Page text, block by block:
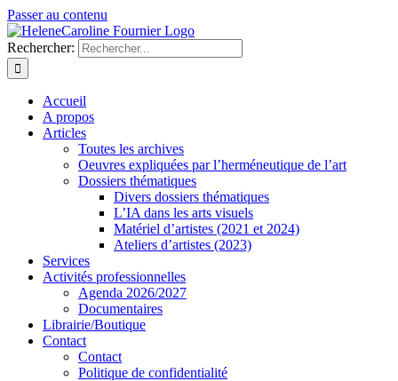
Passer au contenu
Rechercher:
Accueil
A propos
Articles
Toutes les archives
Oeuvres expliquées par l’herméneutique de l’art
Dossiers thématiques
Divers dossiers thématiques
L’IA dans les arts visuels
Matériel d’artistes (2021 et 2024)
Ateliers d’artistes (2023)
Services
Activités professionnelles
Agenda 2026/2027
Documentaires
Librairie/Boutique
Contact
Contact
Politique de confidentialité